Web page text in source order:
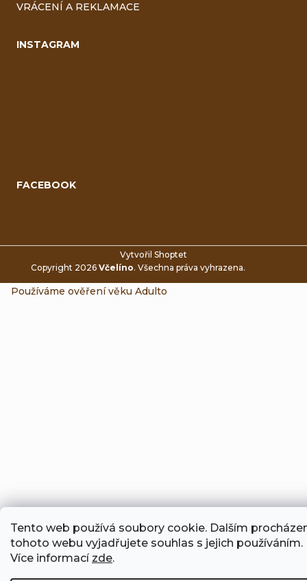
Tento web používá soubory cookie. Dalším
tohoto webu vyjadřujete souhlas s jejich používáním.
Více informací zde.
VRÁCENÍ A REKLAMACE
INSTAGRAM
FACEBOOK
Vytvořil Shoptet
Copyright 2026 Včelíno. Všechna práva vyhrazena.
Používáme ověření věku Adulto